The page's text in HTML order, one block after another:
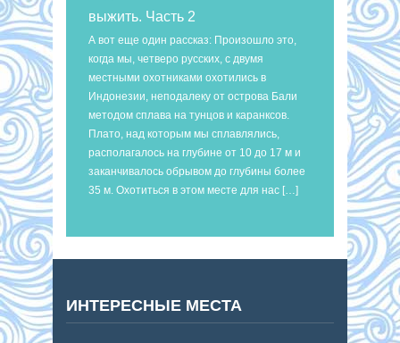
выжить. Часть 2
А вот еще один рассказ: Произошло это,
когда мы, четверо русских, с двумя
местными охотниками охотились в
Индонезии, неподалеку от острова Бали
методом сплава на тунцов и каранксов.
Плато, над которым мы сплавлялись,
располагалось на глубине от 10 до 17 м и
заканчивалось обрывом до глубины более
35 м. Охотиться в этом месте для нас […]
ИНТЕРЕСНЫЕ МЕСТА